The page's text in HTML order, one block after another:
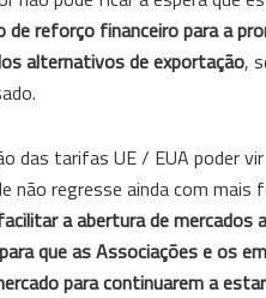
de reforço financeiro para a
alternativos de exportação,
das tarifas UE / EUA poder
não regresse ainda com mais
a abertura de
que as Associações e os
para continuarem a